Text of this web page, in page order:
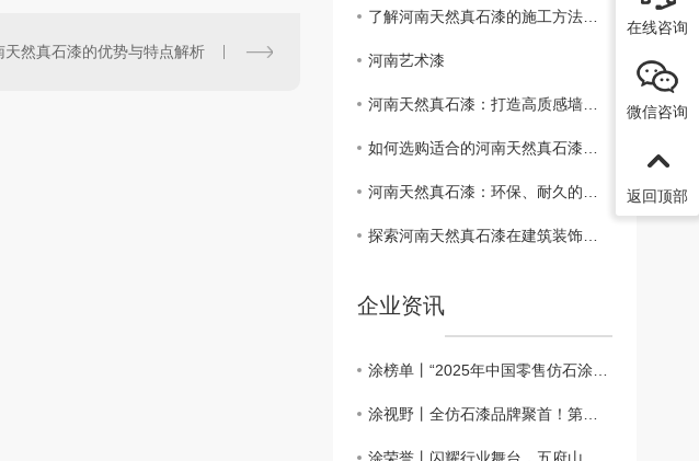
天然真石漆的优势与特点解析
了解河南天然真石漆的施工方法与技巧
河南艺术漆
河南天然真石漆：打造高质感墙面的....
如何选购适合的河南天然真石漆？指南详解
河南天然真石漆：环保、耐久的新选择
探索河南天然真石漆在建筑装饰中的应用
企业资讯
涂榜单丨“2025年中国零售仿石涂料北方30强”榜单出炉
涂视野丨全仿石漆品牌聚首！第二届仿石涂料新质赋能峰会有何魅力？
在线咨询
微信咨询
返回顶部